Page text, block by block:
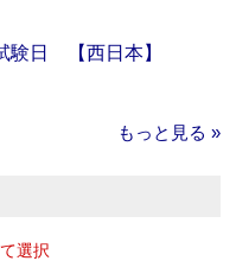
日 【西日本】
もっと見る »
選択